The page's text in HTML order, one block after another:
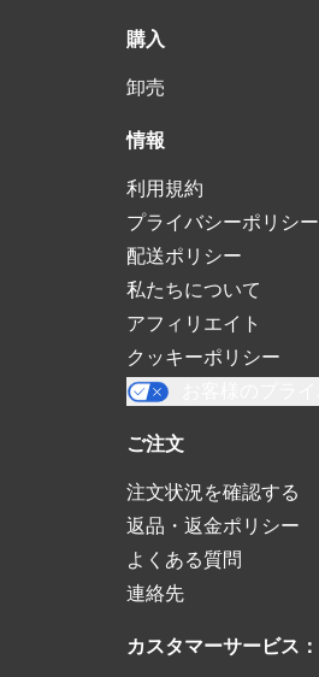
購入
卸売
情報
利用規約
プライバシーポリシー
配送ポリシー
私たちについて
アフィリエイト
クッキーポリシー
ご注文
注文状況を確認する
返品・返金ポリシー
よくある質問
連絡先
カスタマーサービス：